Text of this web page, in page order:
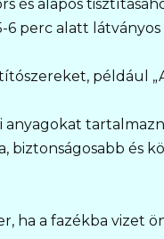
és alapos
6 perc alatt
például
anyagokat
biztonságosabb és
ha a fazékba vizet